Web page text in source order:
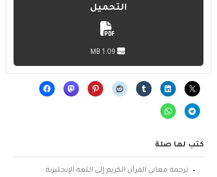
التحميل
كتب لها صلة
ترجمة معاني القرآن الكريم إلى اللغة الإنجليزية